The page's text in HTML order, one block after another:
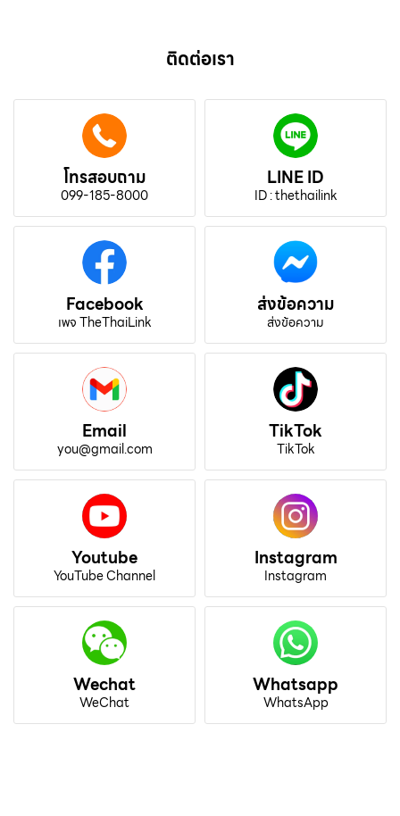
ติดต่อเรา
โทรสอบถาม
099-185-8000
LINE ID
ID : thethailink
Facebook
เพจ TheThaiLink
ส่งข้อความ
ส่งข้อความ
Email
you@gmail.com
TikTok
TikTok
Youtube
YouTube Channel
Instagram
Instagram
Wechat
WeChat
Whatsapp
WhatsApp